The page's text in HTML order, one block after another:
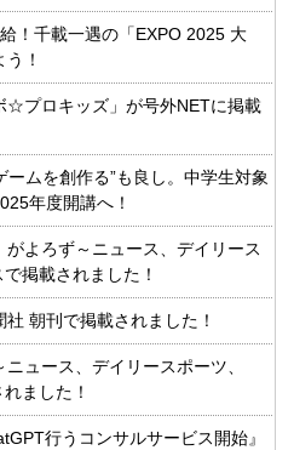
！千載一遇の「EXPO 2025 大
！
☆プロキッズ」が号外NETに掲載
ームを創作る”も良し。中学生対象
年度開講へ！
よろず～ニュース、デイリース
掲載されました！
朝刊で掲載されました！
ュース、デイリースポーツ、
ました！
行うコンサルサービス開始』